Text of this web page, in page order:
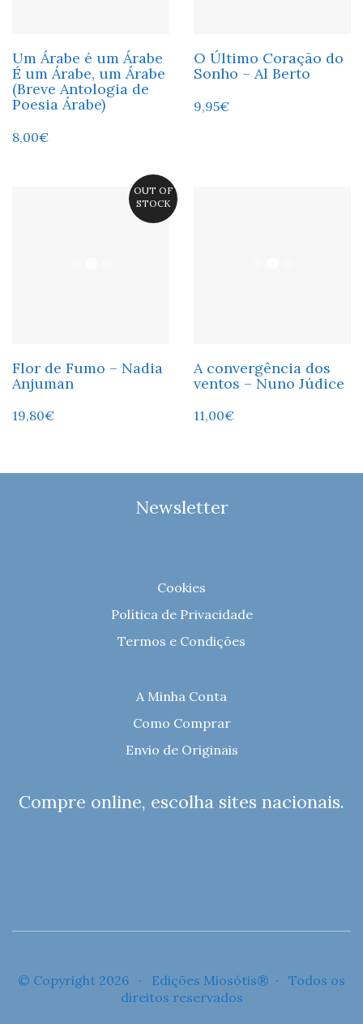
Um Árabe é um Árabe
É um Árabe, um Árabe
(Breve Antologia de
Poesia Árabe)
8,00€
O Último Coração do
Sonho – Al Berto
9,95€
OUT OF
STOCK
Flor de Fumo – Nadia
Anjuman
19,80€
A convergência dos
ventos – Nuno Júdice
11,00€
Newsletter
Cookies
Política de Privacidade
Termos e Condições
A Minha Conta
Como Comprar
Envio de Originais
Compre online, escolha sites nacionais.
© Copyright 2026 · Edições Miosótis® · Todos os
direitos reservados